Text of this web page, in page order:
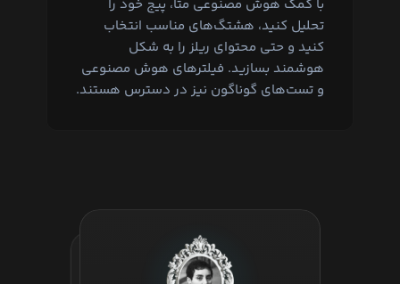
با کمک هوش مصنوعی متا، پیج خود را
تحلیل کنید، هشتگ‌های مناسب انتخاب
کنید و حتی محتوای ریلز را به شکل
هوشمند بسازید. فیلترهای هوش مصنوعی
و تست‌های گوناگون نیز در دسترس هستند.
شروع با هوش مصنوعی متا